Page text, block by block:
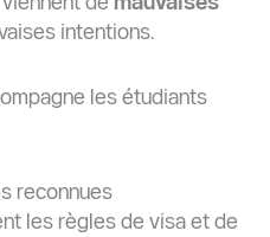
intentions.
les étudiants
reconnues
les règles de visa et de